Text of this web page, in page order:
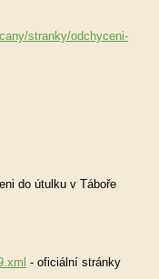
stranky/odchyceni-
do útulku v Táboře
- oficiální stránky